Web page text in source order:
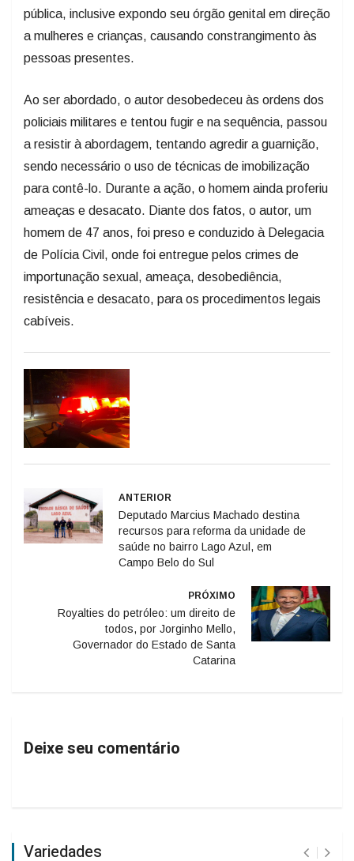
pública, inclusive expondo seu órgão genital em direção
a mulheres e crianças, causando constrangimento às
pessoas presentes.
Ao ser abordado, o autor desobedeceu às ordens dos
policiais militares e tentou fugir e na sequência, passou
a resistir à abordagem, tentando agredir a guarnição,
sendo necessário o uso de técnicas de imobilização
para contê-lo. Durante a ação, o homem ainda proferiu
ameaças e desacato. Diante dos fatos, o autor, um
homem de 47 anos, foi preso e conduzido à Delegacia
de Polícia Civil, onde foi entregue pelos crimes de
importunação sexual, ameaça, desobediência,
resistência e desacato, para os procedimentos legais
cabíveis.
ANTERIOR
Deputado Marcius Machado destina
recursos para reforma da unidade de
saúde no bairro Lago Azul, em
Campo Belo do Sul
PRÓXIMO
Royalties do petróleo: um direito de
todos, por Jorginho Mello,
Governador do Estado de Santa
Catarina
Deixe seu comentário
Variedades